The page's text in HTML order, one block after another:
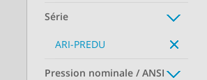
Série
ARI-PREDU
Pression nominale / ANSI